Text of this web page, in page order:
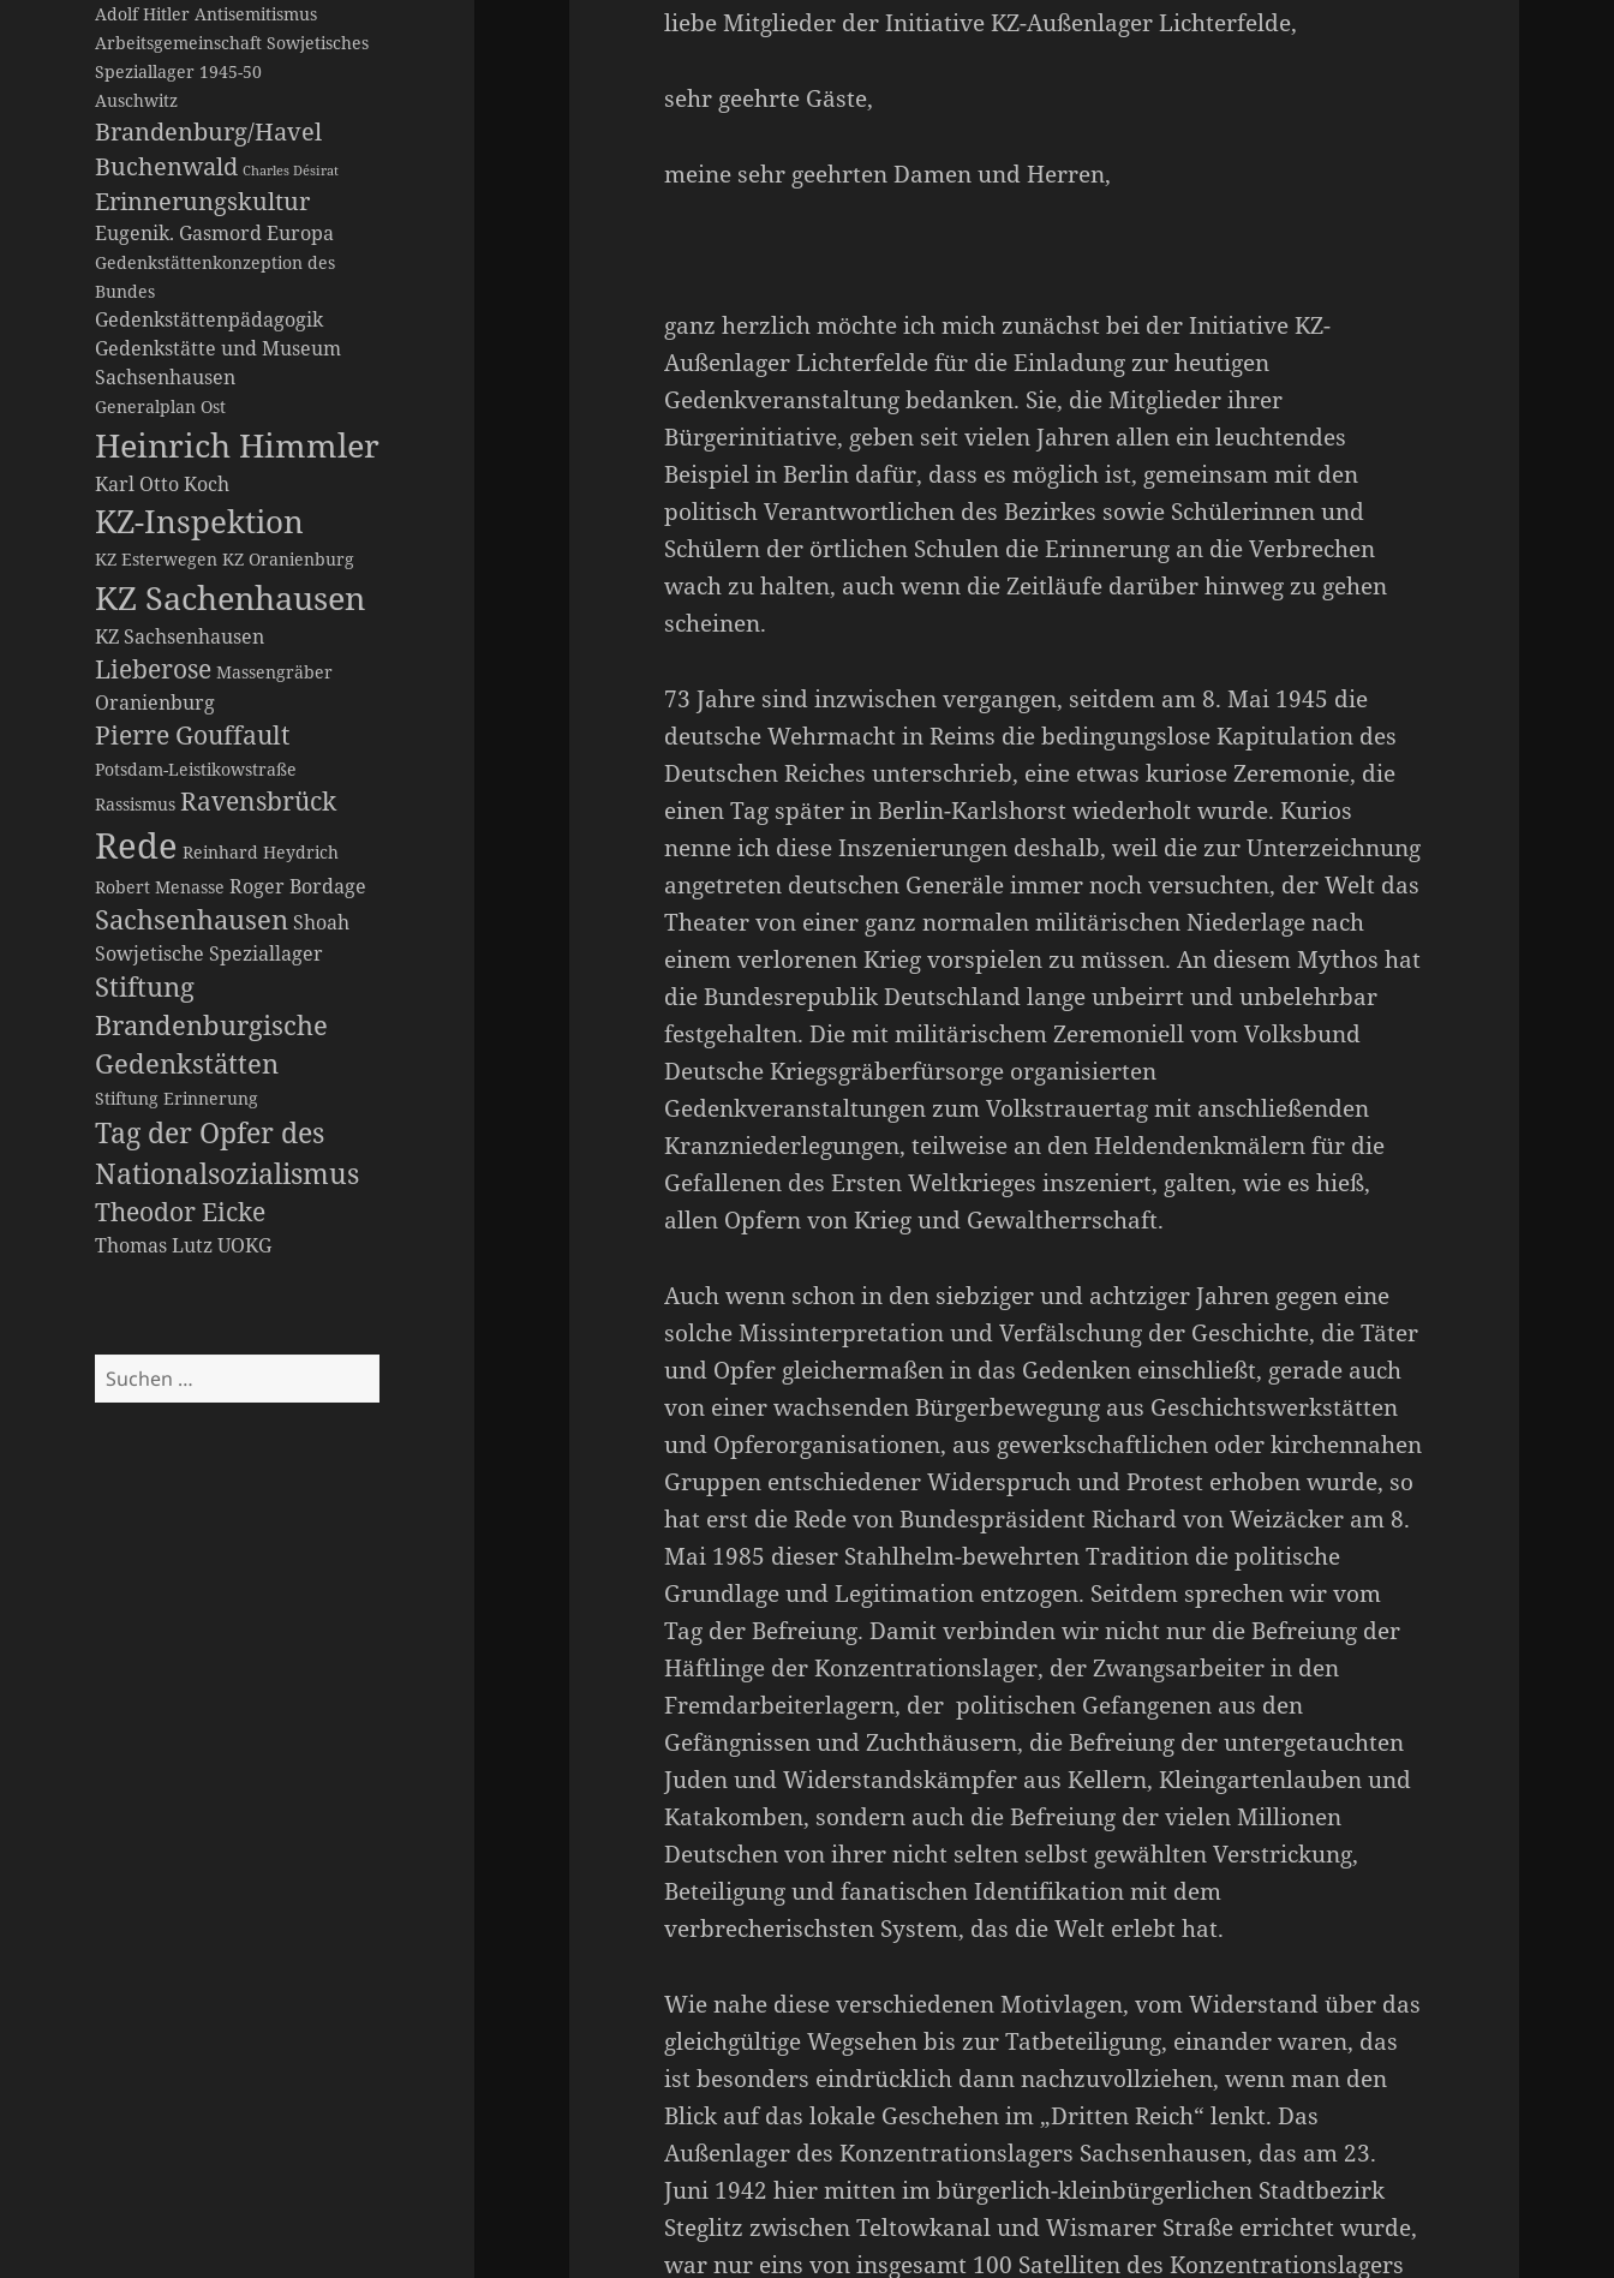
Adolf Hitler Antisemitismus
Arbeitsgemeinschaft Sowjetisches
Speziallager 1945-50
Auschwitz
Brandenburg/Havel
Buchenwald Charles Désirat
Erinnerungskultur
Eugenik. GasmordEuropa
Gedenkstättenkonzeption des
Bundes
Gedenkstättenpädagogik
Gedenkstätte und Museum
Sachsenhausen
Generalplan Ost
Heinrich Himmler
Karl Otto Koch
KZ-Inspektion
KZ Esterwegen KZ Oranienburg
KZ Sachenhausen
KZ Sachsenhausen
Lieberose Massengräber
Oranienburg
Pierre Gouffault
Potsdam-Leistikowstraße
Rassismus Ravensbrück
Rede Reinhard Heydrich
Robert Menasse Roger Bordage
Sachsenhausen Shoah
Sowjetische Speziallager
Stiftung
Brandenburgische
Gedenkstätten
Stiftung Erinnerung
Tag der Opfer des
Nationalsozialismus
Theodor Eicke
Thomas LutzUOKG
Suchen
nach:
liebe Mitglieder der Initiative KZ-Außenlager Lichterfelde,
sehr geehrte Gäste,
meine sehr geehrten Damen und Herren,
ganz herzlich möchte ich mich zunächst bei der Initiative KZ-
Außenlager Lichterfelde für die Einladung zur heutigen
Gedenkveranstaltung bedanken. Sie, die Mitglieder ihrer
Bürgerinitiative, geben seit vielen Jahren allen ein leuchtendes
Beispiel in Berlin dafür, dass es möglich ist, gemeinsam mit den
politisch Verantwortlichen des Bezirkes sowie Schülerinnen und
Schülern der örtlichen Schulen die Erinnerung an die Verbrechen
wach zu halten, auch wenn die Zeitläufe darüber hinweg zu gehen
scheinen.
73 Jahre sind inzwischen vergangen, seitdem am 8. Mai 1945 die
deutsche Wehrmacht in Reims die bedingungslose Kapitulation des
Deutschen Reiches unterschrieb, eine etwas kuriose Zeremonie, die
einen Tag später in Berlin-Karlshorst wiederholt wurde. Kurios
nenne ich diese Inszenierungen deshalb, weil die zur Unterzeichnung
angetreten deutschen Generäle immer noch versuchten, der Welt das
Theater von einer ganz normalen militärischen Niederlage nach
einem verlorenen Krieg vorspielen zu müssen. An diesem Mythos hat
die Bundesrepublik Deutschland lange unbeirrt und unbelehrbar
festgehalten. Die mit militärischem Zeremoniell vom Volksbund
Deutsche Kriegsgräberfürsorge organisierten
Gedenkveranstaltungen zum Volkstrauertag mit anschließenden
Kranzniederlegungen, teilweise an den Heldendenkmälern für die
Gefallenen des Ersten Weltkrieges inszeniert, galten, wie es hieß,
allen Opfern von Krieg und Gewaltherrschaft.
Auch wenn schon in den siebziger und achtziger Jahren gegen eine
solche Missinterpretation und Verfälschung der Geschichte, die Täter
und Opfer gleichermaßen in das Gedenken einschließt, gerade auch
von einer wachsenden Bürgerbewegung aus Geschichtswerkstätten
und Opferorganisationen, aus gewerkschaftlichen oder kirchennahen
Gruppen entschiedener Widerspruch und Protest erhoben wurde, so
hat erst die Rede von Bundespräsident Richard von Weizäcker am 8.
Mai 1985 dieser Stahlhelm-bewehrten Tradition die politische
Grundlage und Legitimation entzogen. Seitdem sprechen wir vom
Tag der Befreiung. Damit verbinden wir nicht nur die Befreiung der
Häftlinge der Konzentrationslager, der Zwangsarbeiter in den
Fremdarbeiterlagern, der politischen Gefangenen aus den
Gefängnissen und Zuchthäusern, die Befreiung der untergetauchten
Juden und Widerstandskämpfer aus Kellern, Kleingartenlauben und
Katakomben, sondern auch die Befreiung der vielen Millionen
Deutschen von ihrer nicht selten selbst gewählten Verstrickung,
Beteiligung und fanatischen Identifikation mit dem
verbrecherischsten System, das die Welt erlebt hat.
Wie nahe diese verschiedenen Motivlagen, vom Widerstand über das
gleichgültige Wegsehen bis zur Tatbeteiligung, einander waren, das
ist besonders eindrücklich dann nachzuvollziehen, wenn man den
Blick auf das lokale Geschehen im „Dritten Reich“ lenkt. Das
Außenlager des Konzentrationslagers Sachsenhausen, das am 23.
Juni 1942 hier mitten im bürgerlich-kleinbürgerlichen Stadtbezirk
Steglitz zwischen Teltowkanal und Wismarer Straße errichtet wurde,
war nur eins von insgesamt 100 Satelliten des Konzentrationslagers